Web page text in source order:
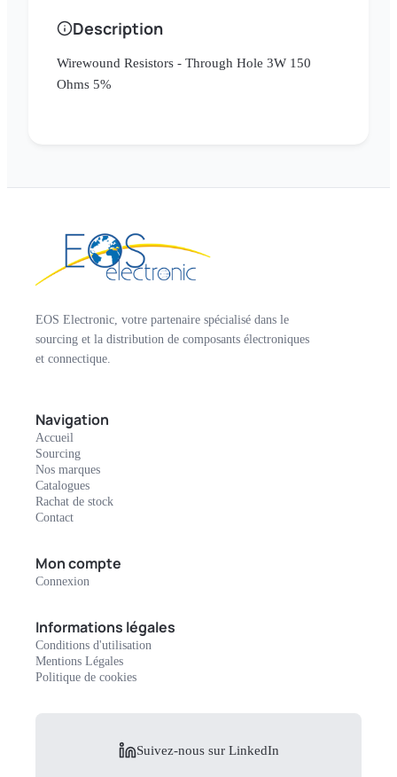
Description
Wirewound Resistors - Through Hole 3W 150
Ohms 5%
EOS Electronic, votre partenaire spécialisé dans le
sourcing et la distribution de composants électroniques
et connectique.
Navigation
Accueil
Sourcing
Nos marques
Catalogues
Rachat de stock
Contact
Mon compte
Connexion
Informations légales
Conditions d'utilisation
Mentions Légales
Politique de cookies
Suivez-nous sur LinkedIn